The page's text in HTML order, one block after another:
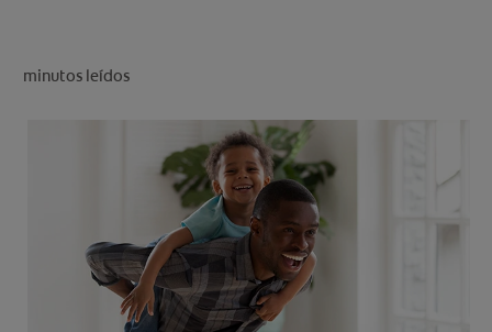
PARA PROFESIONALES
minutos leídos